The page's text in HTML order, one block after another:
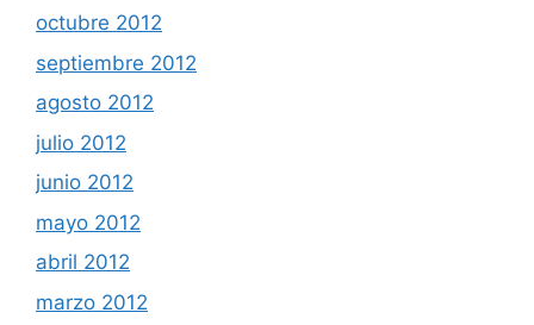
octubre 2012
septiembre 2012
agosto 2012
julio 2012
junio 2012
mayo 2012
abril 2012
marzo 2012